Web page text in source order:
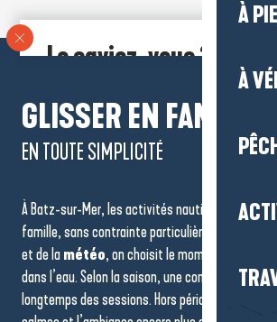
À
À
Le saviez-vous ?
La plage de La Govelle est l’un des rares spots
toute l’année . Exposé auxhoules atlantiques
l’objet d’unespace de pratique dédié
en toute sécurité.
GLISSER EN FAMILLE,
EN TOUTE SIMPLICITÉ
À Batz-sur-Mer, les activités nautiques se
famille, sans contrainte particulière. En tenant
et de lamétéo, on choisit le moment le plus
dans l’eau. Selon la saison, une combinaison
longtemps des sessions. Hors période estivale,